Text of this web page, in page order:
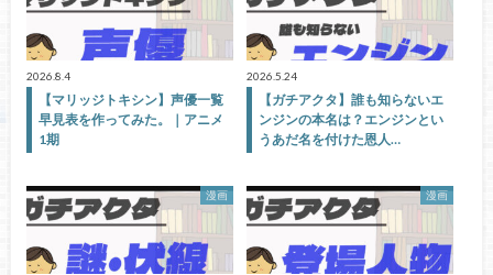
2026.8.4
【マリッジトキシン】声優一覧
早見表を作ってみた。｜アニメ
1期
2026.5.24
【ガチアクタ】誰も知らないエ
ンジンの本名は？エンジンとい
うあだ名を付けた恩人…
漫画 漫画